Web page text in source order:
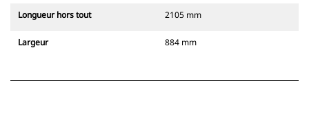
Longueur hors tout 2105 mm
Largeur 884 mm